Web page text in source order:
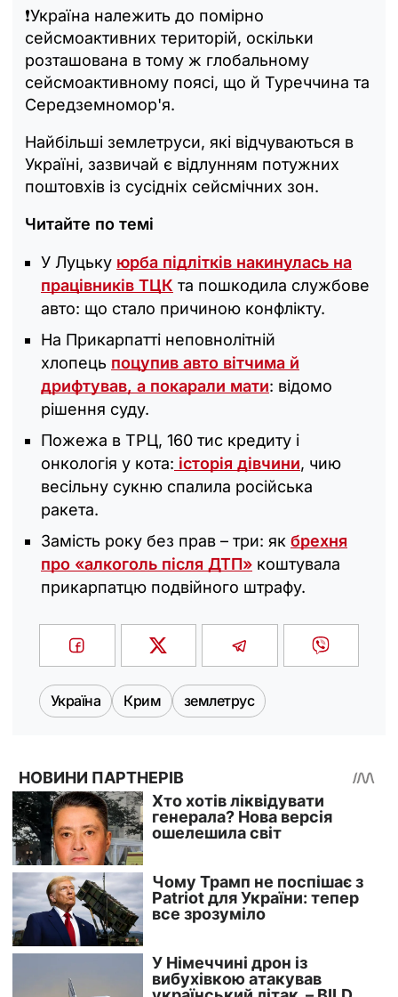
❗️Україна належить до помірно
сейсмоактивних територій, оскільки
розташована в тому ж глобальному
сейсмоактивному поясі, що й Туреччина та
Середземномор'я.
Найбільші землетруси, які відчуваються в
Україні, зазвичай є відлунням потужних
поштовхів із сусідніх сейсмічних зон.
Читайте по темі
У Луцьку юрба підлітків накинулась на
працівників ТЦК та пошкодила службове
авто: що стало причиною конфлікту.
На Прикарпатті неповнолітній
хлопець поцупив авто вітчима й
дрифтував, а покарали мати: відомо
рішення суду.
Пожежа в ТРЦ, 160 тис кредиту і
онкологія у кота: історія дівчини, чию
весільну сукню спалила російська
ракета.
Замість року без прав – три: як брехня
про «алкоголь після ДТП» коштувала
прикарпатцю подвійного штрафу.
Україна Крим землетрус